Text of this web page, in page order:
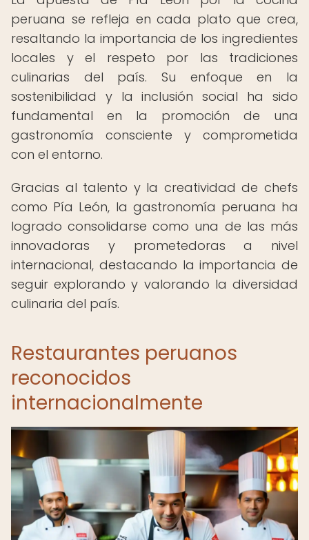
peruana se refleja en cada plato que crea,
resaltando la importancia de los ingredientes
locales y el respeto por las tradiciones
culinarias del país. Su enfoque en la
sostenibilidad y la inclusión social ha sido
fundamental en la promoción de una
gastronomía consciente y comprometida
con el entorno.
Gracias al talento y la creatividad de chefs
como Pía León, la gastronomía peruana ha
logrado consolidarse como una de las más
innovadoras y prometedoras a nivel
internacional, destacando la importancia de
seguir explorando y valorando la diversidad
culinaria del país.
Restaurantes peruanos
reconocidos
internacionalmente